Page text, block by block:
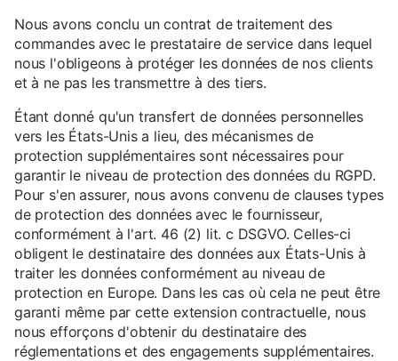
Nous avons conclu un contrat de traitement des
commandes avec le prestataire de service dans lequel
nous l'obligeons à protéger les données de nos clients
et à ne pas les transmettre à des tiers.
Étant donné qu'un transfert de données personnelles
vers les États-Unis a lieu, des mécanismes de
protection supplémentaires sont nécessaires pour
garantir le niveau de protection des données du RGPD.
Pour s'en assurer, nous avons convenu de clauses types
de protection des données avec le fournisseur,
conformément à l'art. 46 (2) lit. c DSGVO. Celles-ci
obligent le destinataire des données aux États-Unis à
traiter les données conformément au niveau de
protection en Europe. Dans les cas où cela ne peut être
garanti même par cette extension contractuelle, nous
nous efforçons d'obtenir du destinataire des
réglementations et des engagements supplémentaires.